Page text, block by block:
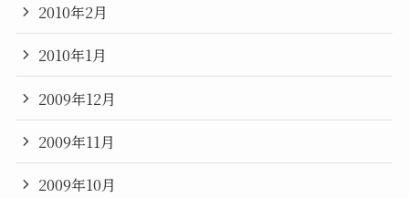
2010年2月
2010年1月
2009年12月
2009年11月
2009年10月